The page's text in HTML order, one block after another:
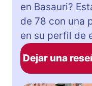
en Basauri?
de 78 con una
en su perfil de
Dejar una